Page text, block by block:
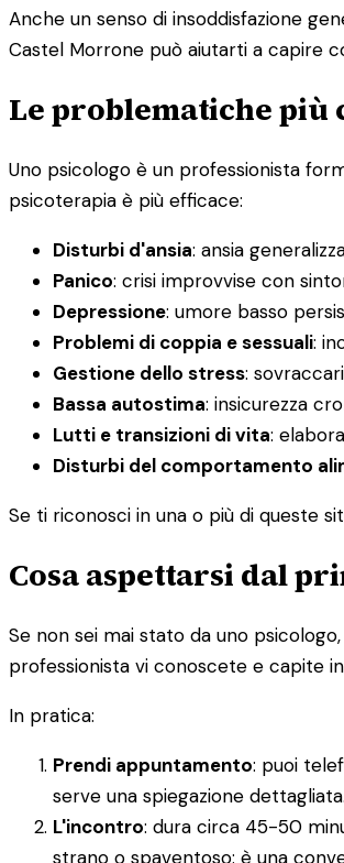
Anche un senso di insoddisfazione
Castel Morrone può aiutarti a capire
Le problematiche più
Uno psicologo è un professionista
psicoterapia è più efficace:
Disturbi d'ansia: ansia
Panico: crisi improvvise con
Depressione: umore basso
Problemi di coppia e sessuali:
Gestione dello stress:
Bassa autostima: insicurezza
Lutti e transizioni di vita:
Disturbi del comportamento
Se ti riconosci in una o più di queste
Cosa aspettarsi dal
Se non sei mai stato da uno
professionista vi conoscete e capite
In pratica:
Prendi appuntamento: puoi
serve una spiegazione dettagliata.
L'incontro: dura circa 45-50
strano o spaventoso: è una